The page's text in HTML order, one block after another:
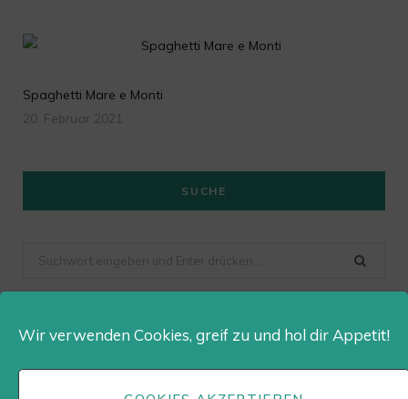
Wir verwenden Cookies, greif zu und hol dir Appetit!
Spaghetti Mare e Monti
20. Februar 2021
SUCHE
Dailygusto auf Instagram